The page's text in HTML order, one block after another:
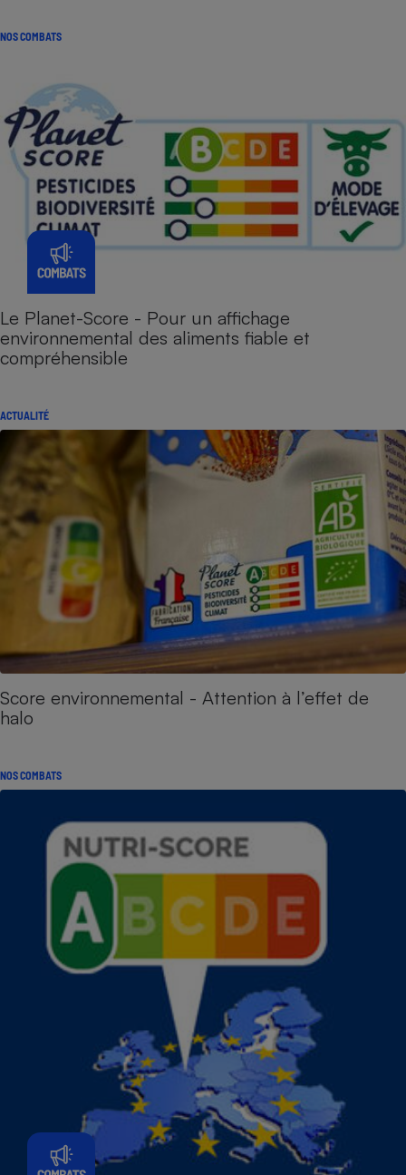
NOS COMBATS
Le Planet-Score - Pour un affichage
environnemental des aliments fiable et
compréhensible
ACTUALITÉ
Score environnemental - Attention à l’effet de
halo
NOS COMBATS